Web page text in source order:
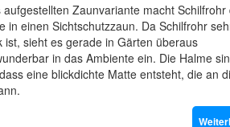
Zaunvariante macht Schilfrohr
in einen Sichtschutzzaun. Da Schilfrohr
sieht es gerade in Gärten überaus
in das Ambiente ein. Die Halme
eine blickdichte Matte entsteht, die an